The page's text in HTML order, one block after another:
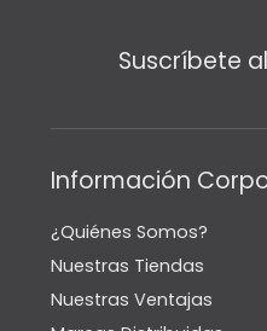
Suscríbete
Información
¿Quiénes Somos?
Nuestras Tiendas
Nuestras Ventajas